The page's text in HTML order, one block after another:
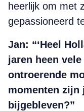
heerlijk om met
gepassioneerd
Jan: “‘Heel
jaren heen
ontroerende
momenten zijn
bijgebleven?”